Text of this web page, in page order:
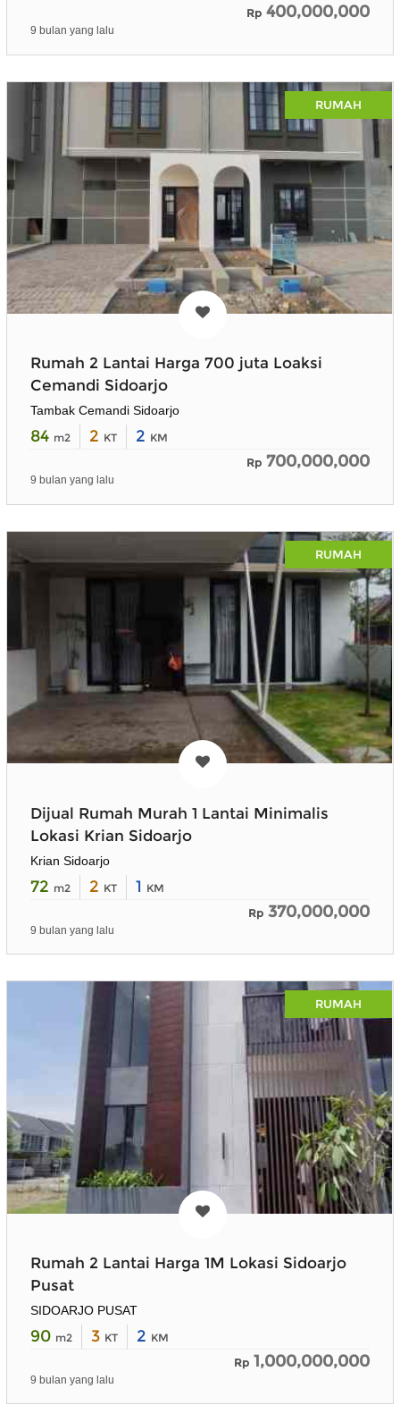
Rp 400,000,000
9 bulan yang lalu
RUMAH
Rumah 2 Lantai Harga 700 juta Loaksi
Cemandi Sidoarjo
Tambak Cemandi Sidoarjo
84 m2 2 KT 2 KM
Rp 700,000,000
9 bulan yang lalu
RUMAH
Dijual Rumah Murah 1 Lantai Minimalis
Lokasi Krian Sidoarjo
Krian Sidoarjo
72 m2 2 KT 1 KM
Rp 370,000,000
9 bulan yang lalu
RUMAH
Rumah 2 Lantai Harga 1M Lokasi Sidoarjo
Pusat
SIDOARJO PUSAT
90 m2 3 KT 2 KM
Rp 1,000,000,000
9 bulan yang lalu